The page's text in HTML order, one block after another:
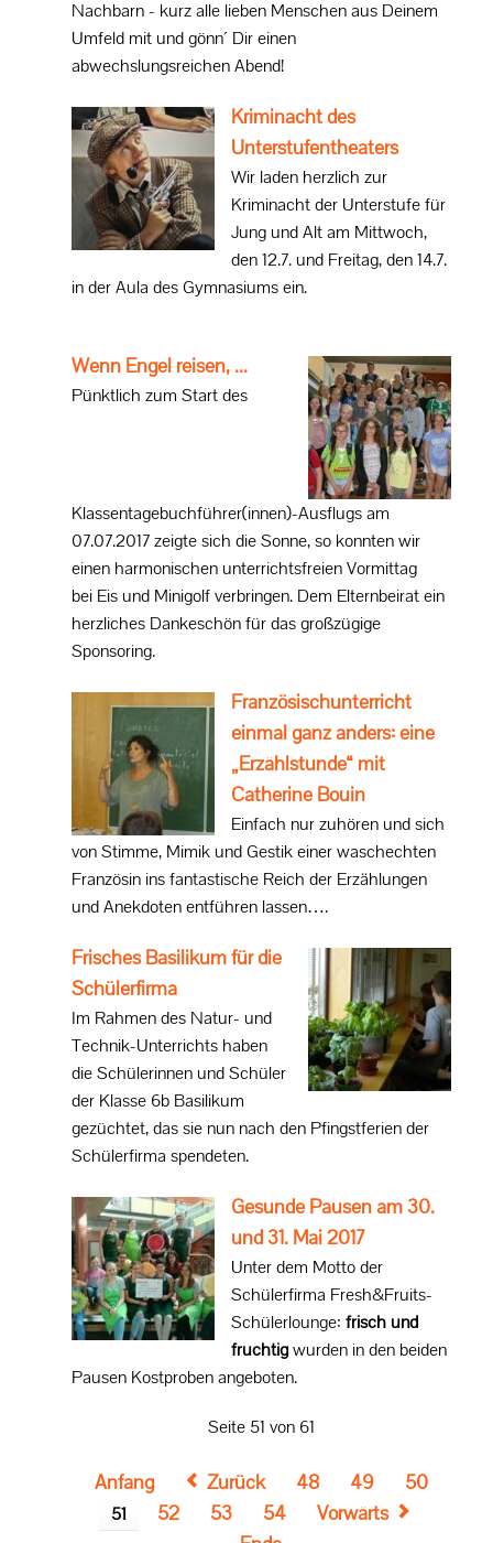
Nachbarn - kurz alle lieben Menschen aus Deinem
Umfeld mit und gönn´ Dir einen
abwechslungsreichen Abend!
Kriminacht des
Unterstufentheaters
Wir laden herzlich zur
Kriminacht der Unterstufe für
Jung und Alt am Mittwoch,
den 12.7. und Freitag, den 14.7.
in der Aula des Gymnasiums ein.
Wenn Engel reisen, ...
Pünktlich zum Start des
Klassentagebuchführer(innen)-Ausflugs am
07.07.2017 zeigte sich die Sonne, so konnten wir
einen harmonischen unterrichtsfreien Vormittag
bei Eis und Minigolf verbringen. Dem Elternbeirat ein
herzliches Dankeschön für das großzügige
Sponsoring.
Französischunterricht
einmal ganz anders: eine
„Erzählstunde“ mit
Catherine Bouin
Einfach nur zuhören und sich
von Stimme, Mimik und Gestik einer waschechten
Französin ins fantastische Reich der Erzählungen
und Anekdoten entführen lassen….
Frisches Basilikum für die
Schülerfirma
Im Rahmen des Natur- und
Technik-Unterrichts haben
die Schülerinnen und Schüler
der Klasse 6b Basilikum
gezüchtet, das sie nun nach den Pfingstferien der
Schülerfirma spendeten.
Gesunde Pausen am 30.
und 31. Mai 2017
Unter dem Motto der
Schülerfirma Fresh&Fruits-
Schülerlounge: frisch und
fruchtigwurden in den beiden
Pausen Kostproben angeboten.
Seite 51 von 61
Anfang Zurück 48 49 50
51 52 53 54
Vorwärts